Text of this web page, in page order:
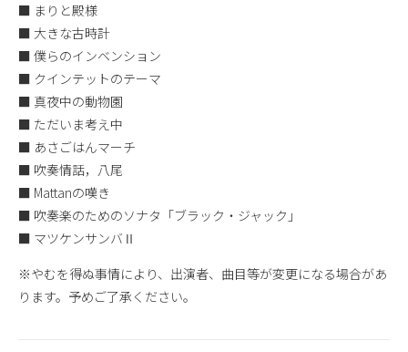
■ まりと殿様
■ ⼤きな古時計
■ 僕らのインベンション
■ クインテットのテーマ
■ 真夜中の動物園
■ ただいま考え中
■ あさごはんマーチ
■ 吹奏情話，⼋尾
■ Mattanの嘆き
■ 吹奏楽のためのソナタ「ブラック・ジャック」
■ マツケンサンバⅡ
※やむを得ぬ事情により、出演者、曲目等が変更になる場合があ
ります。予めご了承ください。